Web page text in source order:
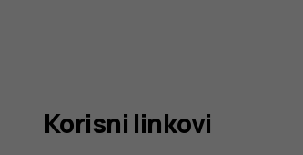
Korisni linkovi